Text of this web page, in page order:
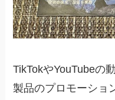
TikTokやYouTubeの
製品のプロモーショ